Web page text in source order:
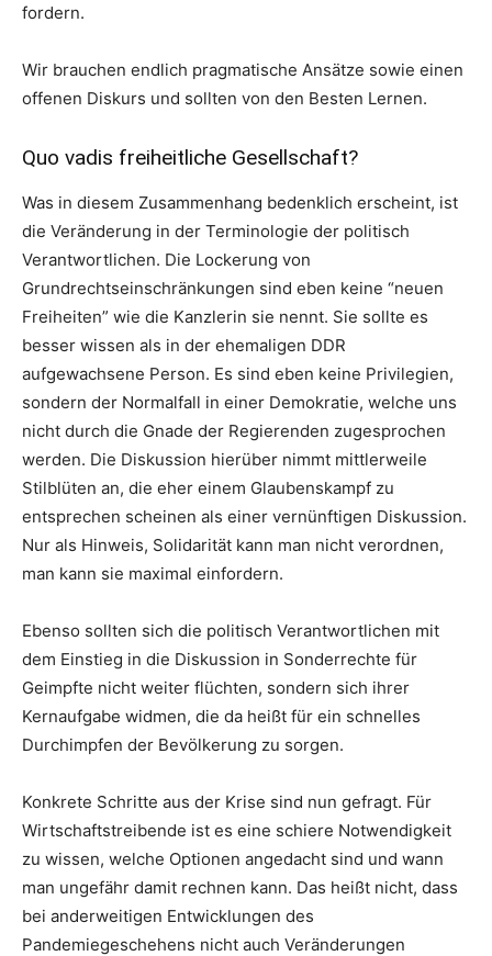
fordern.
Wir brauchen endlich pragmatische Ansätze sowie einen
offenen Diskurs und sollten von den Besten Lernen.
Quo vadis freiheitliche Gesellschaft?
Was in diesem Zusammenhang bedenklich erscheint, ist
die Veränderung in der Terminologie der politisch
Verantwortlichen. Die Lockerung von
Grundrechtseinschränkungen sind eben keine “neuen
Freiheiten” wie die Kanzlerin sie nennt. Sie sollte es
besser wissen als in der ehemaligen DDR
aufgewachsene Person. Es sind eben keine Privilegien,
sondern der Normalfall in einer Demokratie, welche uns
nicht durch die Gnade der Regierenden zugesprochen
werden. Die Diskussion hierüber nimmt mittlerweile
Stilblüten an, die eher einem Glaubenskampf zu
entsprechen scheinen als einer vernünftigen Diskussion.
Nur als Hinweis, Solidarität kann man nicht verordnen,
man kann sie maximal einfordern.
Ebenso sollten sich die politisch Verantwortlichen mit
dem Einstieg in die Diskussion in Sonderrechte für
Geimpfte nicht weiter flüchten, sondern sich ihrer
Kernaufgabe widmen, die da heißt für ein schnelles
Durchimpfen der Bevölkerung zu sorgen.
Konkrete Schritte aus der Krise sind nun gefragt. Für
Wirtschaftstreibende ist es eine schiere Notwendigkeit
zu wissen, welche Optionen angedacht sind und wann
man ungefähr damit rechnen kann. Das heißt nicht, dass
bei anderweitigen Entwicklungen des
Pandemiegeschehens nicht auch Veränderungen